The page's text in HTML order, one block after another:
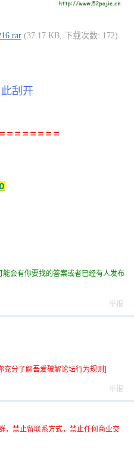
(37.17 KB, 下载次数: 172)
刮开
能会有你要找的答案或者已经有人发布
举报
充分了解吾爱破解论坛行为规则]
举报
，禁止留联系方式，禁止任何商业交